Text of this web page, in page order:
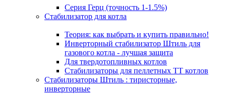
Серия Герц (точность 1-1.5%)
Стабилизатор для котла
Теория: как выбрать и купить правильно!
Инверторный стабилизатор Штиль для
газового котла - лучшая защита
Для твердотопливных котлов
Стабилизаторы для пеллетных ТТ котлов
Стабилизаторы Штиль : тиристорные,
инверторные